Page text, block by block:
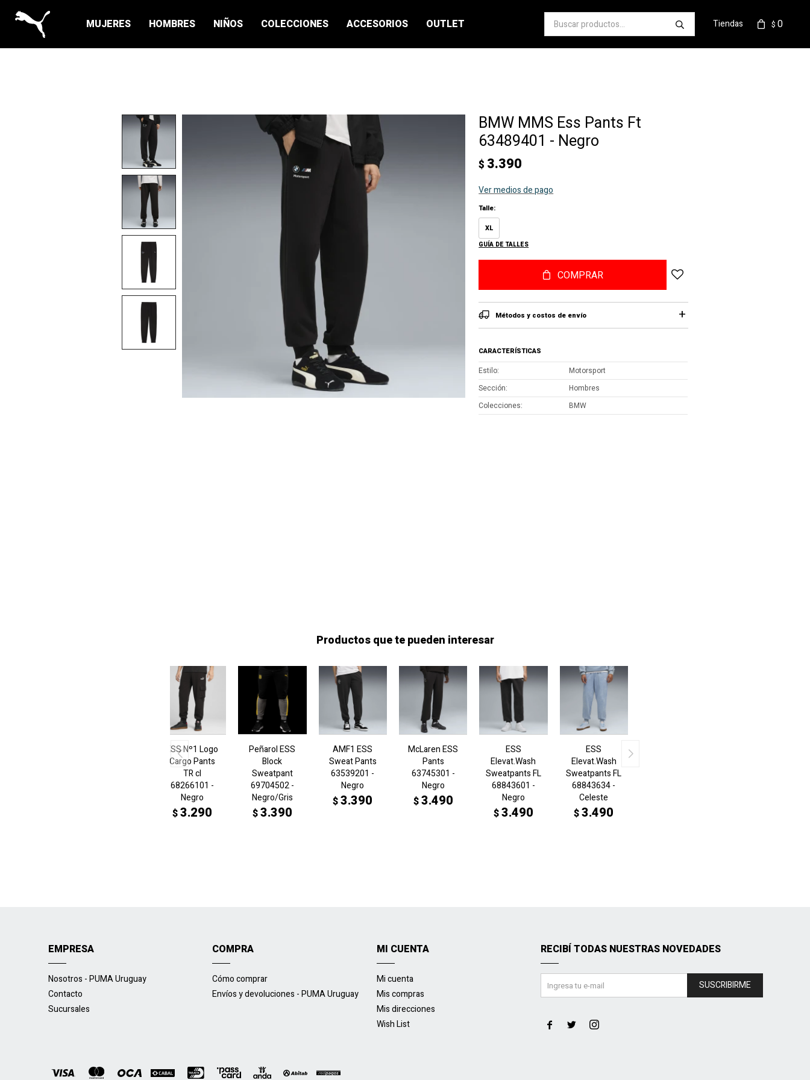
MUJERES HOMBRES NIÑOS COLECCIONES ACCESORIOS OUTLET $ 0
Tiendas
BMW MMS Ess Pants Ft
63489401 - Negro
$ 3.390
Ver medios de pago
Talle:
XL
GUÍA DE TALLES
COMPRAR
Métodos y costos de envío
CARACTERÍSTICAS
Estilo
Motorsport
Sección
Hombres
Colecciones
BMW
Productos que te pueden interesar
ESS Nº1 Logo
Cargo Pants
TR cl
68266101 -
Negro
$3.290
Peñarol ESS
Block
Sweatpant
69704502 -
Negro/Gris
$3.390
AMF1 ESS
Sweat Pants
63539201 -
Negro
$3.390
McLaren ESS
Pants
63745301 -
Negro
$3.490
ESS
Elevat.Wash
Sweatpants FL
68843601 -
Negro
$3.490
ESS
Elevat.Wash
Sweatpants FL
68843634 -
Celeste
$3.490
EMPRESA
Nosotros - PUMA Uruguay
Contacto
Sucursales
COMPRA
Cómo comprar
Envíos y devoluciones - PUMA Uruguay
MI CUENTA
Mi cuenta
Mis compras
Mis direcciones
Wish List
RECIBÍ TODAS NUESTRAS NOVEDADES
SUSCRIBIRME
  